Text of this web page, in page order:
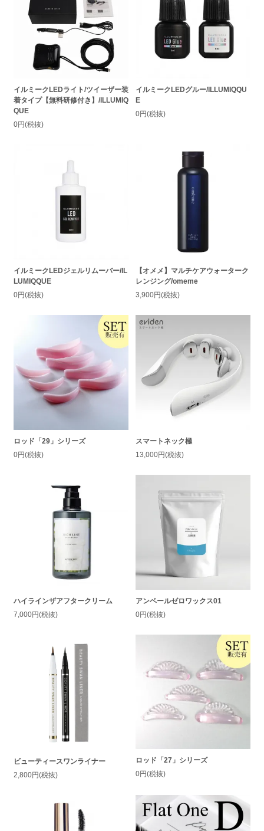
イルミークLEDライト/ツイーザー装
着タイプ【無料研修付き】/ILLUMIQ
QUE
0円(税抜)
イルミークLEDグルー/ILLUMIQQU
E
0円(税抜)
イルミークLEDジェルリムーバー/IL
LUMIQQUE
0円(税抜)
【オメメ】マルチケアウォーターク
レンジング/omeme
3,900円(税抜)
ロッド「29」シリーズ
0円(税抜)
スマートネック極
13,000円(税抜)
ハイラインザアフタークリーム
7,000円(税抜)
アンベールゼロワックス01
0円(税抜)
ビューティースワンライナー
2,800円(税抜)
ロッド「27」シリーズ
0円(税抜)